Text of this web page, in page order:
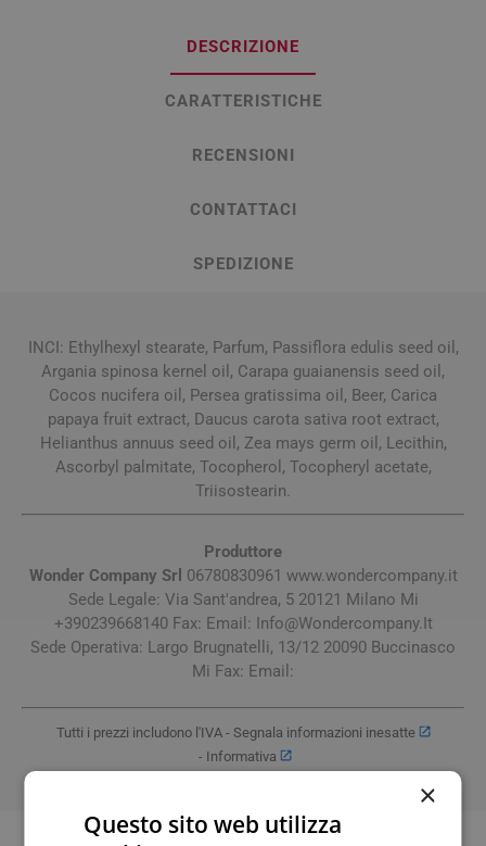
DESCRIZIONE
CARATTERISTICHE
RECENSIONI
CONTATTACI
SPEDIZIONE
INCI: Ethylhexyl stearate, Parfum, Passiflora edulis seed oil,
Argania spinosa kernel oil, Carapa guaianensis seed oil,
Cocos nucifera oil, Persea gratissima oil, Beer, Carica
papaya fruit extract, Daucus carota sativa root extract,
Helianthus annuus seed oil, Zea mays germ oil, Lecithin,
Ascorbyl palmitate, Tocopherol, Tocopheryl acetate,
Triisostearin.
Produttore
Wonder Company Srl 06780830961 www.wondercompany.it
Sede Legale: Via Sant'andrea, 5 20121 Milano Mi
+390239668140 Fax: Email: Info@Wondercompany.It
Sede Operativa: Largo Brugnatelli, 13/12 20090 Buccinasco
Mi Fax: Email:
Tutti i prezzi includono l'IVA - Segnala informazioni inesatte
- Informativa
×
Questo sito web utilizza